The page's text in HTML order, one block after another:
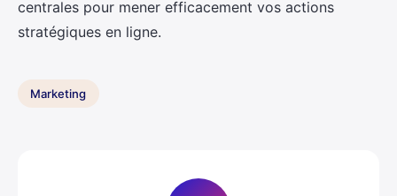
centrales pour mener efficacement vos actions
stratégiques en ligne.
Marketing